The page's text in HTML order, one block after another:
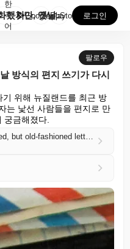
펜팔 프로그램은 진화했지만, 옛날 방식의 편지 쓰기가 ...
한
국
어
GooglePlay
AppStore 로그인
팔로우
방식의 편지 쓰기가 다시
위해 뉴질랜드를 최근 방
는 낯선 사람들을 편지로 만
궁금해졌다.
Pen pal programs have evolved, but old-fashioned letter writing could be coming back